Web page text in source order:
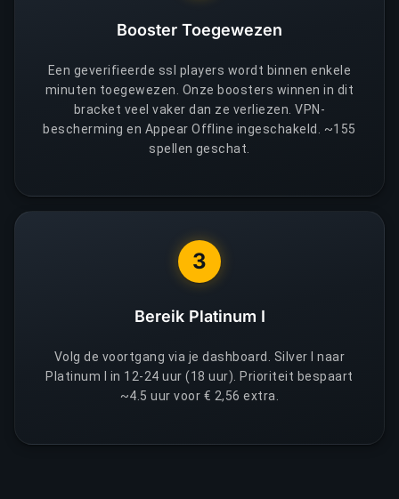
Booster Toegewezen
Een geverifieerde ssl players wordt binnen enkele
minuten toegewezen. Onze boosters winnen in dit
bracket veel vaker dan ze verliezen. VPN-
bescherming en Appear Offline ingeschakeld. ~155
spellen geschat.
3
Bereik Platinum I
Volg de voortgang via je dashboard. Silver I naar
Platinum I in 12-24 uur (18 uur). Prioriteit bespaart
~4.5 uur voor € 2,56 extra.